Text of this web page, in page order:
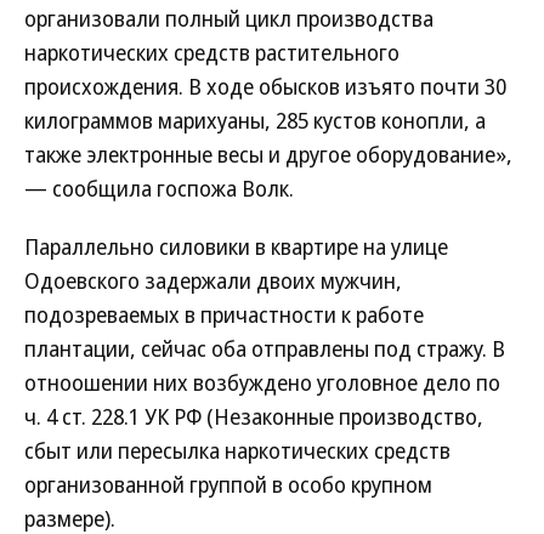
организовали полный цикл производства
наркотических средств растительного
происхождения. В ходе обысков изъято почти 30
килограммов марихуаны, 285 кустов конопли, а
также электронные весы и другое оборудование»,
— сообщила госпожа Волк.
Параллельно силовики в квартире на улице
Одоевского задержали двоих мужчин,
подозреваемых в причастности к работе
плантации, сейчас оба отправлены под стражу. В
отноошении них возбуждено уголовное дело по
ч. 4 ст. 228.1 УК РФ (Незаконные производство,
сбыт или пересылка наркотических средств
организованной группой в особо крупном
размере).